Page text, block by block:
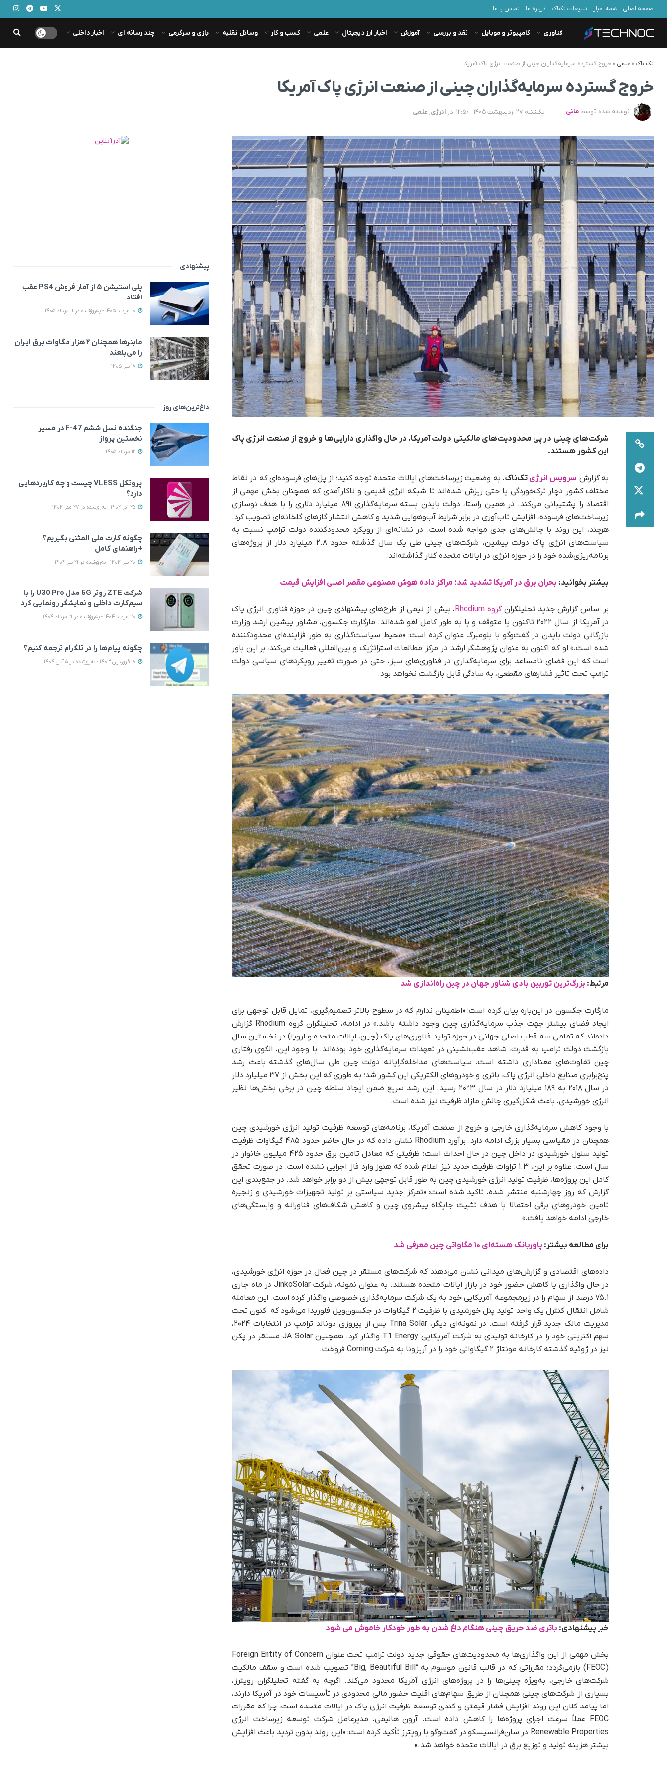
صفحه اصلی همه اخبار تبلیغات تکناک درباره ما تماس با ما
فناوری کامپیوتر و موبایل نقد و بررسی آموزش اخبار ارز دیجیتال علمی کسب و کار وسائل نقلیه بازی و سرگرمی چند رسانه ای اخبار داخلی
تک ناک» علمی » خروج گسترده سرمایه‌گذاران چینی از صنعت انرژی پاک آمریکا
خروج گسترده سرمایه‌گذاران چینی از صنعت انرژی پاک آمریکا
نوشته شده توسط مانی یکشنبه 27 اردیبهشت 1405 - 12:50 در انرژی, علمی
شرکت‌های چینی در پی محدودیت‌های مالکیتی دولت آمریکا، در حال واگذاری دارایی‌ها و خروج از صنعت انرژی پاک
این کشور هستند.
به‌ گزارش سرویس انرژی تک‌ناک، به وضعیت زیرساخت‌های ایالات متحده توجه کنید؛ از پل‌های فرسوده‌ای که در نقاط
مختلف کشور دچار ترک‌خوردگی یا حتی ریزش شده‌اند تا شبکه انرژی قدیمی و ناکارآمدی که همچنان بخش مهمی از
اقتصاد را پشتیبانی می‌کند. در همین راستا، دولت بایدن بسته سرمایه‌گذاری ۸۹۱ میلیارد دلاری را با هدف نوسازی
زیرساخت‌های فرسوده، افزایش تاب‌آوری در برابر شرایط آب‌وهوایی شدید و کاهش انتشار گازهای گلخانه‌ای تصویب کرد.
هرچند، این روند با چالش‌های جدی مواجه شده است. در نشانه‌ای از رویکرد محدودکننده دولت ترامپ نسبت به
سیاست‌های انرژی پاک دولت پیشین، شرکت‌های چینی طی یک سال گذشته حدود ۲.۸ میلیارد دلار از پروژه‌های
برنامه‌ریزی‌شده خود را در حوزه انرژی در ایالات متحده کنار گذاشته‌اند.
بیشتر بخوانید: بحران برق در آمریکا تشدید شد؛ مراکز داده هوش مصنوعی مقصر اصلی افزایش قیمت
بر اساس گزارش جدید تحلیلگرانگروه Rhodium
، بیش از نیمی از طرح‌های پیشنهادی چین در حوزه فناوری انرژی پاک
در آمریکا از سال ۲۰۲۲ تاکنون یا متوقف و یا به‌ طور کامل لغو شده‌اند. مارگارت جکسون، مشاور پیشین ارشد وزارت
بازرگانی دولت بایدن در گفت‌وگو با بلومبرگ عنوان کرده است: «محیط سیاست‌گذاری به‌ طور فزاینده‌ای محدودکننده
شده است.» او که اکنون به‌ عنوان پژوهشگر ارشد در مرکز مطالعات استراتژیک و بین‌المللی فعالیت می‌کند، بر این باور
است که این فضای نامساعد برای سرمایه‌گذاری در فناوری‌های سبز، حتی در صورت تغییر رویکردهای سیاسی دولت
ترامپ تحت تاثیر فشارهای مقطعی، به‌ سادگی قابل بازگشت نخواهد بود.
مرتبط: بزرگ‌ترین توربین بادی شناور جهان در چین راه‌اندازی شد
مارگارت جکسون در این‌باره بیان کرده است: «اطمینان ندارم که در سطوح بالاتر تصمیم‌گیری، تمایل قابل‌ توجهی برای
ایجاد فضای بیشتر جهت جذب سرمایه‌گذاری چین وجود داشته باشد.» در ادامه، تحلیلگران گروه Rhodium گزارش
داده‌اند که تمامی سه قطب اصلی جهانی در حوزه تولید فناوری‌های پاک (چین، ایالات متحده و اروپا) در نخستین سال
بازگشت دولت ترامپ به قدرت، شاهد عقب‌نشینی در تعهدات سرمایه‌گذاری خود بوده‌اند. با وجود این، الگوی رفتاری
چین تفاوت‌های معناداری داشته است. سیاست‌های مداخله‌گرایانه دولت چین طی سال‌های گذشته باعث رشد
پنج‌برابری صنایع داخلی انرژی پاک، باتری و خودروهای الکتریکی این کشور شد؛ به‌ طوری‌ که این بخش از ۳۷ میلیارد دلار
در سال ۲۰۱۸ به ۱۸۹ میلیارد دلار در سال ۲۰۲۳ رسید. این رشد سریع ضمن ایجاد سلطه چین در برخی بخش‌ها نظیر
انرژی خورشیدی، باعث شکل‌گیری چالش مازاد ظرفیت نیز شده است.
با وجود کاهش سرمایه‌گذاری خارجی و خروج از صنعت آمریکا، برنامه‌های توسعه ظرفیت تولید انرژی خورشیدی چین
همچنان در مقیاسی بسیار بزرگ ادامه دارد. برآورد Rhodium نشان داده که در حال حاضر حدود ۴۸۵ گیگاوات ظرفیت
تولید سلول خورشیدی در داخل چین در حال احداث است؛ ظرفیتی که معادل تامین برق حدود ۴۲۵ میلیون خانوار در
سال است. علاوه بر این، ۱.۳ تراوات ظرفیت جدید نیز اعلام شده که هنوز وارد فاز اجرایی نشده است. در صورت تحقق
کامل این پروژه‌ها، ظرفیت تولید انرژی خورشیدی چین به‌ طور قابل توجهی بیش از دو برابر خواهد شد. در جمع‌بندی این
گزارش که روز چهارشنبه منتشر شده، تاکید شده است: «تمرکز جدید سیاستی بر تولید تجهیزات خورشیدی و زنجیره
تامین خودروهای برقی احتمالا با هدف تثبیت جایگاه پیشروی چین و کاهش شکاف‌های فناورانه و وابستگی‌های
خارجی ادامه خواهد یافت.»
برای مطالعه بیشتر: پاوربانک هسته‌ای ۱۰ مگاواتی چین معرفی شد
داده‌های اقتصادی و گزارش‌های میدانی نشان می‌دهند که شرکت‌های مستقر در چین فعال در حوزه انرژی خورشیدی،
در حال واگذاری یا کاهش حضور خود در بازار ایالات متحده هستند. به‌ عنوان نمونه، شرکت JinkoSolar در ماه جاری
۷۵.۱ درصد از سهام را در زیرمجموعه آمریکایی‌ خود به یک شرکت سرمایه‌گذاری خصوصی واگذار کرده است. این معامله
شامل انتقال کنترل یک واحد تولید پنل خورشیدی با ظرفیت ۲ گیگاوات در جکسون‌ویل فلوریدا می‌شود که اکنون تحت
مدیریت مالک جدید قرار گرفته است. در نمونه‌ای دیگر، Trina Solar پس از پیروزی دونالد ترامپ در انتخابات ۲۰۲۴،
سهم اکثریتی خود را در کارخانه تولیدی‌ به شرکت آمریکایی T1 Energy واگذار کرد. همچنین JA Solar مستقر در پکن
نیز در ژوئیه گذشته کارخانه مونتاژ ۲ گیگاواتی خود را در آریزونا به شرکت Corning فروخت.
خبر پیشنهادی: باتری‌ ضد حریق چینی هنگام داغ شدن به طور خودکار خاموش می‌ شود
بخش مهمی از این واگذاری‌ها به محدودیت‌های حقوقی جدید دولت ترامپ تحت عنوان Foreign Entity of Concern
(FEOC) بازمی‌گردد؛ مقرراتی که در قالب قانون موسوم به “Big, Beautiful Bill” تصویب شده است و سقف مالکیت
شرکت‌های خارجی، به‌ویژه چینی‌ها را در پروژه‌های انرژی آمریکا محدود می‌کند. اگرچه به گفته تحلیلگران رویترز،
بسیاری از شرکت‌های چینی همچنان از طریق سهام‌های اقلیت حضور مالی محدودی در تأسیسات خود در آمریکا دارند،
اما پیامد کلان این روند افزایش فشار قیمتی و کندی توسعه ظرفیت انرژی پاک در ایالات متحده است، چرا که مقررات
FEOC عملاً سرعت اجرای پروژه‌ها را کاهش داده است. آرون هالیمی، مدیرعامل شرکت توسعه زیرساخت انرژی
Renewable Properties در سان‌فرانسیسکو در گفت‌وگو با رویترز تأکید کرده است: «این روند بدون تردید باعث افزایش
بیشتر هزینه تولید و توزیع برق در ایالات متحده خواهد شد.»
پیشنهادی
پلی استیشن ۵ از آمار فروش PS4 عقب
افتاد
ماینرها همچنان ۲ هزار مگاوات برق ایران
را می‌بلعند
داغ‌ترین‌های روز
جنگنده نسل ششم F-47 در مسیر
نخستین پرواز
پروتکل VLESS چیست و چه کاربردهایی
دارد؟
چگونه کارت ملی المثنی بگیریم؟
+راهنمای کامل
شرکت ZTE روتر 5G مدل U30 Pro را با
سیم‌کارت داخلی و نمایشگر رونمایی کرد
چگونه پیام‌ها را در تلگرام ترجمه کنیم؟